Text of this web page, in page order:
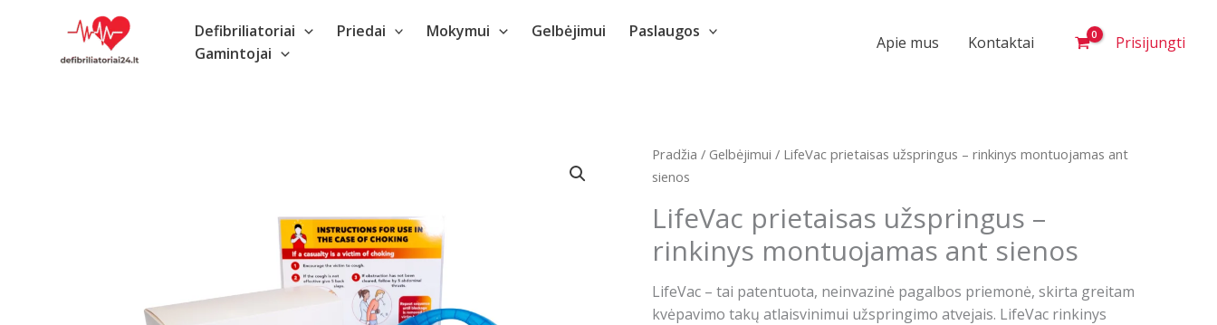
Defibriliatoriai Priedai Mokymui Gelbėjimui
Paslaugos
Gamintojai
Apie mus Kontaktai Prisijungti
Pradžia / Gelbėjimui / LifeVac prietaisas užspringus – rinkinys montuojamas ant
sienos
LifeVac prietaisas užspringus –
rinkinys montuojamas ant sienos
LifeVac – tai patentuota, neinvazinė pagalbos priemonė, skirta greitam
kvėpavimo takų atlaisvinimui užspringimo atvejais. LifeVac rinkinys